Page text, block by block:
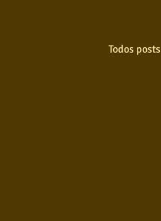
Todos posts